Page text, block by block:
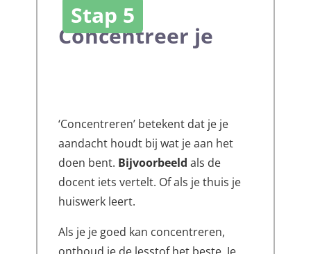
Stap 5
Concentreer je
‘Concentreren’ betekent dat je je
aandacht houdt bij wat je aan het
doen bent. Bijvoorbeeld als de
docent iets vertelt. Of als je thuis je
huiswerk leert.
Als je je goed kan concentreren,